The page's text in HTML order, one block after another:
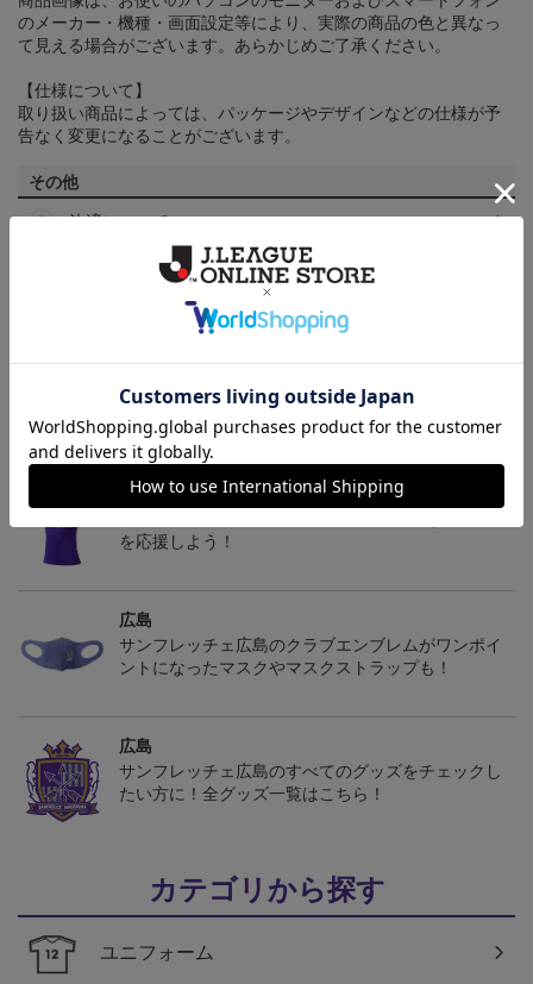
のメーカー・機種・画面設定等により、実際の商品の色と異なっ
て見える場合がございます。あらかじめご了承ください。
【仕様について】
取り扱い商品によっては、パッケージやデザインなどの仕様が予
告なく変更になることがございます。
その他
決済について
ギフト対応について
トピックス
広島
を応援しよう！
広島
サンフレッチェ広島のクラブエンブレムがワンポイ
ントになったマスクやマスクストラップも！
広島
サンフレッチェ広島のすべてのグッズをチェックし
たい方に！全グッズ一覧はこちら！
カテゴリから探す
ユニフォーム